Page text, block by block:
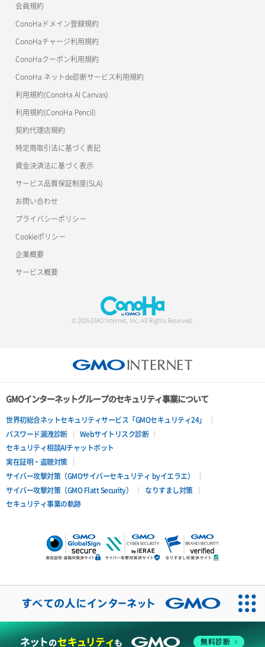
美雲このは徹底ガイド
会員規約
ConoHaドメイン登録規約
ConoHaチャージ利用規約
ConoHaクーポン利用規約
ConoHa ネットde診断サービス利用規約
利用規約(ConoHa AI Canvas)
利用規約(ConoHa Pencil)
契約代理店規約
特定商取引法に基づく表記
資金決済法に基づく表示
サービス品質保証制度(SLA)
お問い合わせ
プライバシーポリシー
Cookieポリシー
企業概要
サービス概要
© 2026 GMO Internet, Inc. All Rights Reserved.
GMOインターネットグループのセキュリティ事業について
世界初総合ネットセキュリティサービス「GMOセキュリティ24」
パスワード漏洩診断
Webサイトリスク診断
セキュリティ相談AIチャットボット
実在証明・盗聴対策
サイバー攻撃対策（GMOサイバーセキュリティ byイエラエ）
サイバー攻撃対策（GMO Flatt Security）
なりすまし対策
セキュリティ事業の軌跡
無料診断